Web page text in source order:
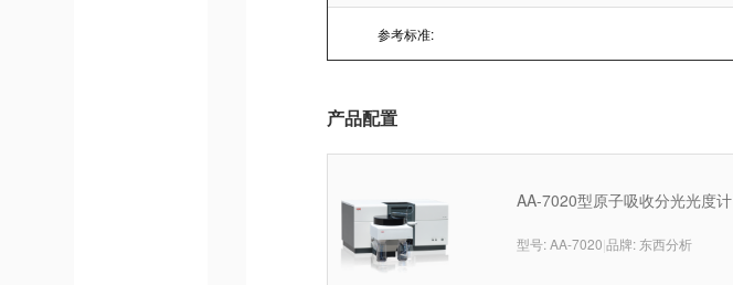
参考标准:
产品配置
AA-7020型原子吸收分光光度计
型号: AA-7020 品牌: 东西分析